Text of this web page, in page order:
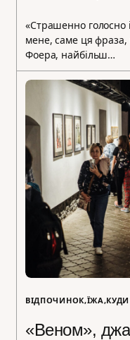
«Страшенно голосно
мене, саме ця
Фоера, найбільш…
ВІДПОЧИНОК ЇЖА КУДИ
«Веном»,